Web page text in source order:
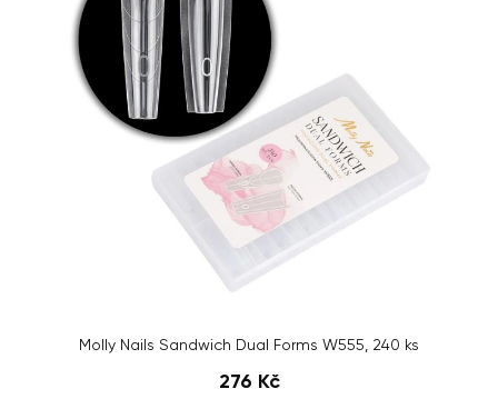
Molly Nails Sandwich Dual Forms W555, 240 ks
276 Kč